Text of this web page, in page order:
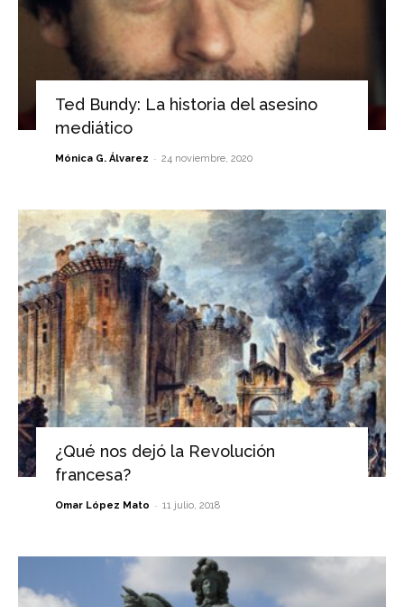
Ted Bundy: La historia del asesino
mediático
Mónica G. Álvarez - 24 noviembre, 2020
¿Qué nos dejó la Revolución
francesa?
Omar López Mato - 11 julio, 2018